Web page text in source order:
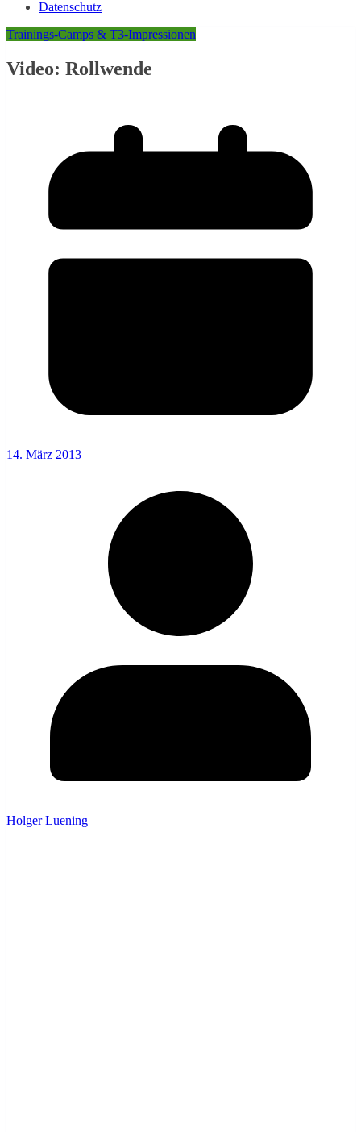
Datenschutz
Trainings-Camps & T3-Impressionen
Video: Rollwende
14. März 2013
Holger Luening